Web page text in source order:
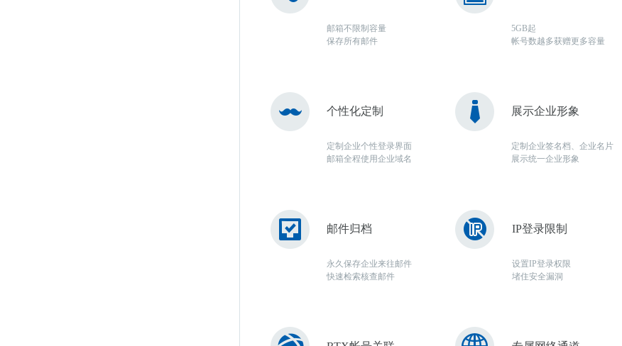
邮箱不限制容量
保存所有邮件
5GB起
帐号数越多获赠更多容量
个性化定制
定制企业个性登录界面
邮箱全程使用企业域名
展示企业形象
定制企业签名档、企业名片
展示统一企业形象
邮件归档
永久保存企业来往邮件
快速检索核查邮件
IP登录限制
设置IP登录权限
堵住安全漏洞